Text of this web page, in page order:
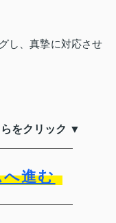
し、真摯に対応させ
をクリック ▼
へ進む